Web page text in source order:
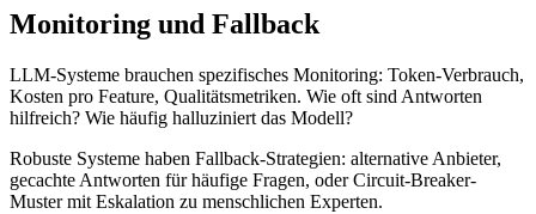
Monitoring und Fallback
LLM-Systeme brauchen spezifisches Monitoring: Token-Verbrauch,
Kosten pro Feature, Qualitätsmetriken. Wie oft sind Antworten
hilfreich? Wie häufig halluziniert das Modell?
Robuste Systeme haben Fallback-Strategien: alternative Anbieter,
gecachte Antworten für häufige Fragen, oder Circuit-Breaker-
Muster mit Eskalation zu menschlichen Experten.